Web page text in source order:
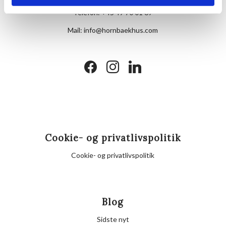
Telefon:+45 49 70 01 69
Mail:info@hornbaekhus.com
facebookinstagramlinkedin
Cookie- og privatlivspolitik
Cookie- og privatlivspolitik
Blog
Sidste nyt